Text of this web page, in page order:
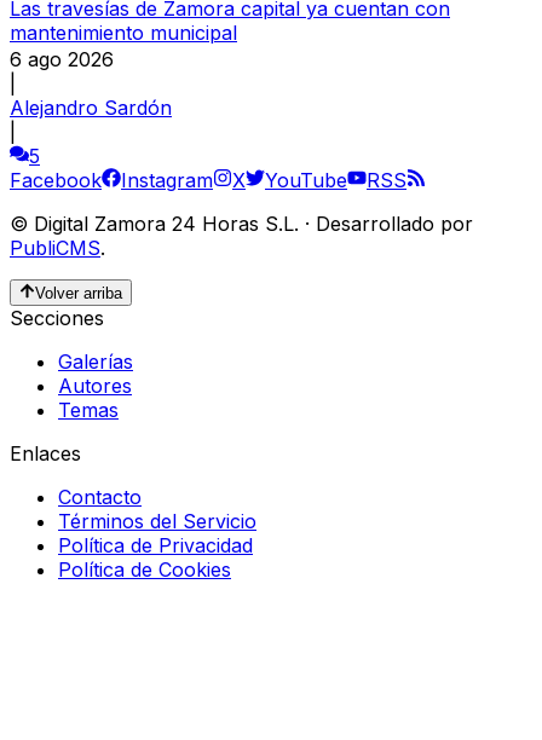
Las travesías de Zamora capital ya cuentan con
mantenimiento municipal
6 ago 2026
Alejandro Sardón
5
Facebook
Instagram X YouTube
RSS
© Digital Zamora 24 Horas S.L. · Desarrollado por
PubliCMS.
Volver arriba
Secciones
Galerías
Autores
Temas
Enlaces
Contacto
Términos del Servicio
Política de Privacidad
Política de Cookies